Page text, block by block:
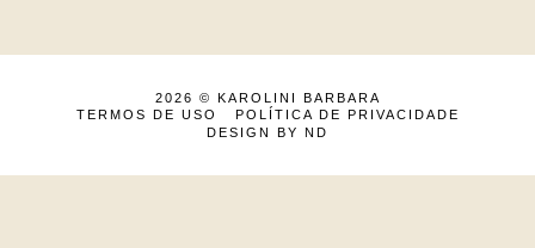
2026 © KAROLINI BARBARA
TERMOS DE USO
POLÍTICA DE PRIVACIDADE
DESIGN BY ND